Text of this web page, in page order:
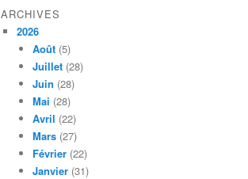
ARCHIVES
2026
Août (5)
Juillet (28)
Juin (28)
Mai (28)
Avril (22)
Mars (27)
Février (22)
Janvier (31)